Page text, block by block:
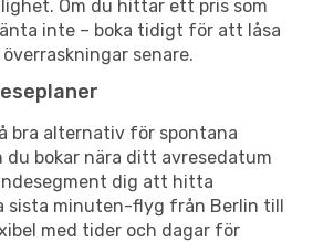
Om du hittar ett pris som
inte – boka tidigt för att låsa
senare.
bra alternativ för spontana
du bokar nära ditt avresedatum
dig att hitta
sista minuten-flyg från Berlin till
med tider och dagar för